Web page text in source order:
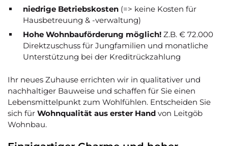
niedrige Betriebskosten (=> keine Kosten für
Hausbetreuung & -verwaltung)
Hohe Wohnbauförderung möglich! Z.B. € 72.000
Direktzuschuss für Jungfamilien und monatliche
Unterstützung bei der Kreditrückzahlung
Ihr neues Zuhause errichten wir in qualitativer und
nachhaltiger Bauweise und schaffen für Sie einen
Lebensmittelpunkt zum Wohlfühlen. Entscheiden Sie
sich für Wohnqualität aus erster Hand von Leitgöb
Wohnbau.